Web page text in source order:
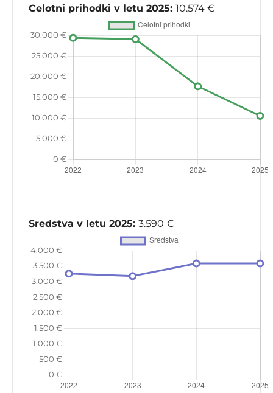
Celotni prihodki v letu 2025: 10.574 €
Sredstva v letu 2025: 3.590 €